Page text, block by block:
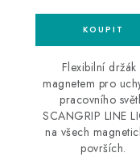
Flexibilní držák
magnetem pro
pracovního
SCANGRIP LINE
na všech
površích.